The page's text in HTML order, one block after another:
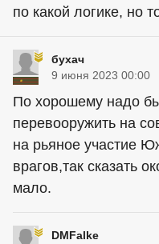
по какой логике, но
бухач
9 июня 2023 00:00
По хорошему надо
перевооружить на
на рьяное участие
врагов,так сказать
мало.
DMFalke